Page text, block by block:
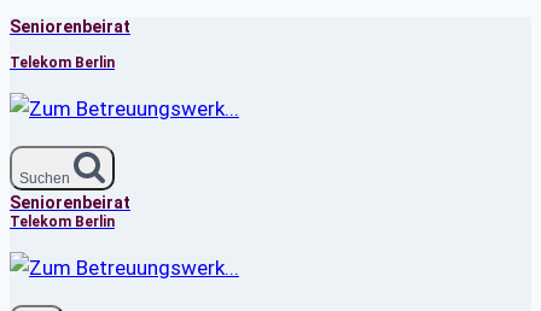
Zum
Inhalt
springen
Seniorenbeirat
Telekom Berlin
Suchen
Seniorenbeirat
Telekom Berlin